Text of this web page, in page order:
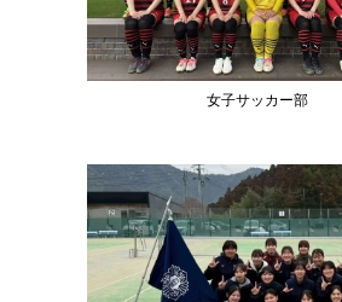
女子サッカー部